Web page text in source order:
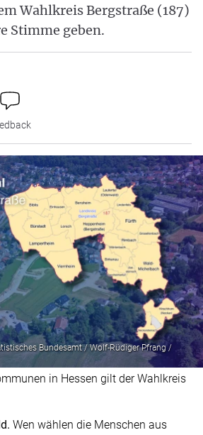
Wahlkreis Bergstraße (187)
Stimme geben.
Bundesamt / Wolf-Rüdiger Pfrang /
in Hessen gilt der Wahlkreis
Wen wählen die Menschen aus